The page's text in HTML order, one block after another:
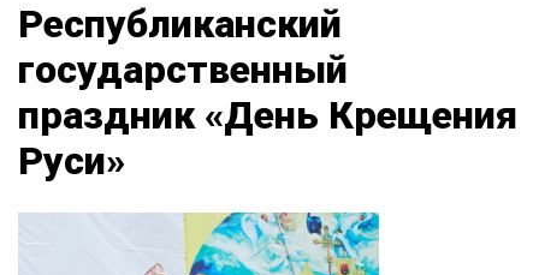
Республиканский
государственный
праздник «День Крещения
Руси»